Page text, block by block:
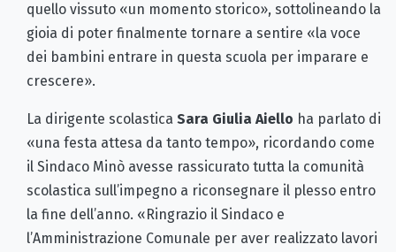
quello vissuto «un momento storico», sottolineando la
gioia di poter finalmente tornare a sentire «la voce
dei bambini entrare in questa scuola per imparare e
crescere».
La dirigente scolastica Sara Giulia Aiello ha parlato di
«una festa attesa da tanto tempo», ricordando come
il Sindaco Minò avesse rassicurato tutta la comunità
scolastica sull’impegno a riconsegnare il plesso entro
la fine dell’anno. «Ringrazio il Sindaco e
l’Amministrazione Comunale per aver realizzato lavori